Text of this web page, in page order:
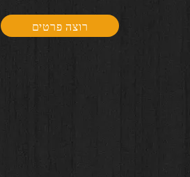
רוצה פרטים